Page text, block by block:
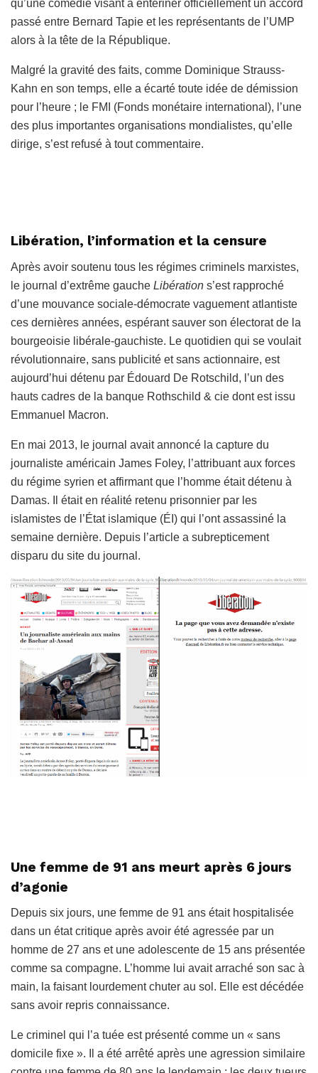
qu’une comédie visant à entériner officiellement un accord
passé entre Bernard Tapie et les représentants de l’UMP
alors à la tête de la République.
Malgré la gravité des faits, comme Dominique Strauss-
Kahn en son temps, elle a écarté toute idée de démission
pour l’heure ; le FMI (Fonds monétaire international), l’une
des plus importantes organisations mondialistes, qu’elle
dirige, s’est refusé à tout commentaire.
Libération, l’information et la censure
Après avoir soutenu tous les régimes criminels marxistes,
le journal d’extrême gauche Libération s’est rapproché
d’une mouvance sociale-démocrate vaguement atlantiste
ces dernières années, espérant sauver son électorat de la
bourgeoisie libérale-gauchiste. Le quotidien qui se voulait
révolutionnaire, sans publicité et sans actionnaire, est
aujourd’hui détenu par Édouard De Rotschild, l’un des
hauts cadres de la banque Rothschild & cie dont est issu
Emmanuel Macron.
En mai 2013, le journal avait annoncé la capture du
journaliste américain James Foley, l’attribuant aux forces
du régime syrien et affirmant que l’homme était détenu à
Damas. Il était en réalité retenu prisonnier par les
islamistes de l’État islamique (ÉI) qui l’ont assassiné la
semaine dernière. Depuis l’article a subrepticement
disparu du site du journal.
Une femme de 91 ans meurt après 6 jours
d’agonie
Depuis six jours, une femme de 91 ans était hospitalisée
dans un état critique après avoir été agressée par un
homme de 27 ans et une adolescente de 15 ans présentée
comme sa compagne. L’homme lui avait arraché son sac à
main, la faisant lourdement chuter au sol. Elle est décédée
sans avoir repris connaissance.
Le criminel qui l’a tuée est présenté comme un « sans
domicile fixe ». Il a été arrêté après une agression similaire